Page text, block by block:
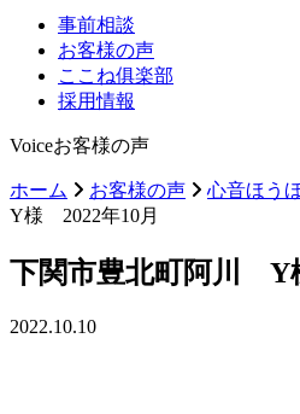
事前相談
お客様の声
ここね俱楽部
採用情報
Voiceお客様の声
ホーム お客様の声 心音ほう
Y様 2022年10月
下関市豊北町阿川 Y
2022.10.10